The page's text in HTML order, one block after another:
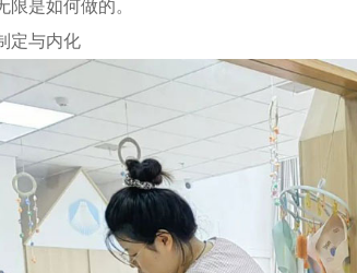
限是如何做的。
定与内化